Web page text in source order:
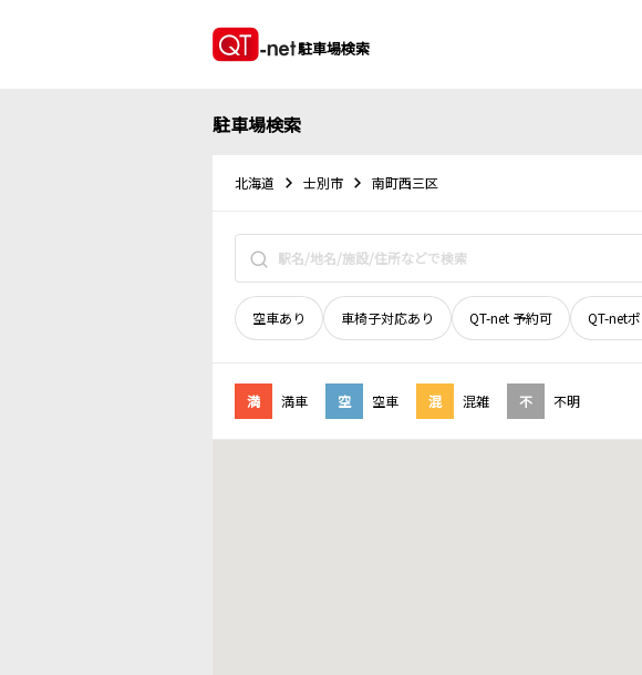
駐車場検索
駐車場検索
北海道 士別市 南町西三区
空車あり 車椅子対応あり QT-net 予約可 QT-net
満 満車 空 空車 混 混雑 不 不明